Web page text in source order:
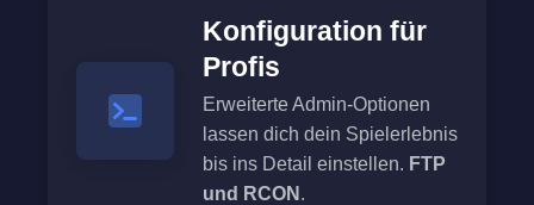
Konfiguration für
Profis
Erweiterte Admin-Optionen
lassen dich dein Spielerlebnis
bis ins Detail einstellen. FTP
und RCON .